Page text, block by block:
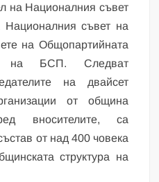
на Националния съвет
съвет на
на Общопартийната
на БСП. Следват
на двайсет
от община
вносителите, са
от над 400 човека
структура на